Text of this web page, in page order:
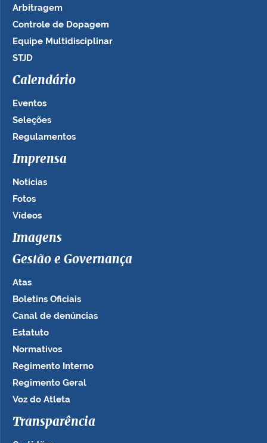
Arbitragem
Controle de Dopagem
Equipe Multidisciplinar
STJD
Calendário
Eventos
Seleções
Regulamentos
Imprensa
Notícias
Fotos
Vídeos
Imagens
Gestão e Governança
Atas
Boletins Oficiais
Canal de denúncias
Estatuto
Normativos
Regimento Interno
Regimento Geral
Voz do Atleta
Transparência